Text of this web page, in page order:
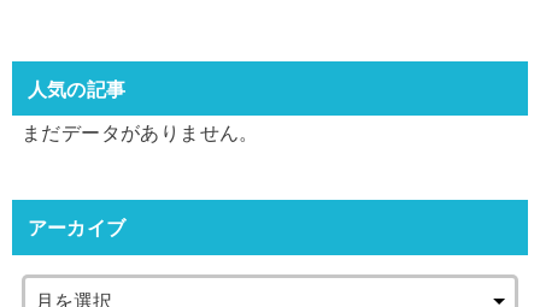
人気の記事
まだデータがありません。
アーカイブ